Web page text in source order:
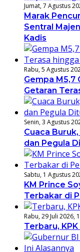
Jumat, 7 Agustus
Marak
Sentral
Kadis
Rabu, 5 Agustus
Gempa M5,7
Getaran
Senin, 3 Agustus
Cuaca
dan Pegula
Sabtu, 1 Agustus
KM Prince
Terbakar di
Rabu, 29 Juli 2026,
Terbaru,